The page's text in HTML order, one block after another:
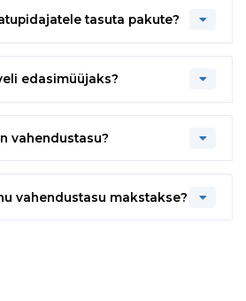
tasuta pakute?
edasimüüjaks?
vahendustasu?
vahendustasu makstakse?